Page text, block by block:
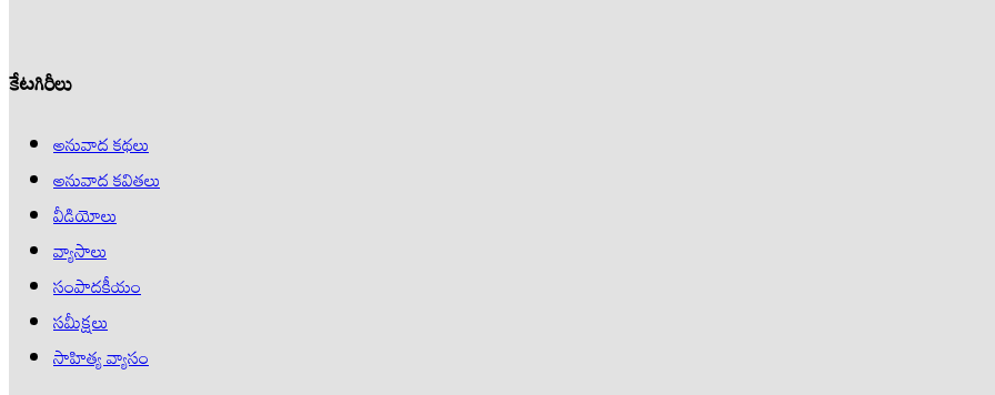
కేటగిరీలు
అనువాద కథలు
అనువాద కవితలు
వీడియోలు
వ్యాసాలు
సంపాదకీయం
సమీక్షలు
సాహిత్య వ్యాసం